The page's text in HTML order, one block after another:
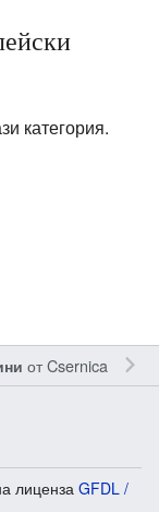
категория.
отCsernica
лиценза GFDL /